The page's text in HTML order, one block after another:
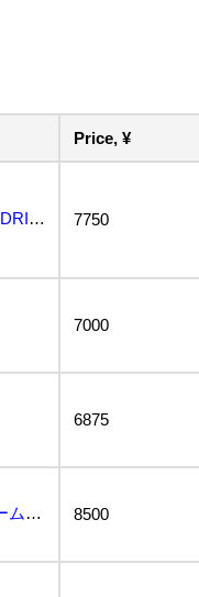
Price, ¥
(0423E)メガドライブ GYNOUG ジノーグ メサイヤ 説明書付 セガ MEGA DRIVE(... 7750
7000
6875
●営KW391-60 MEGA DRIVE メガドライブ ジノーグ GYNOUG レトロゲーム T-... 8500